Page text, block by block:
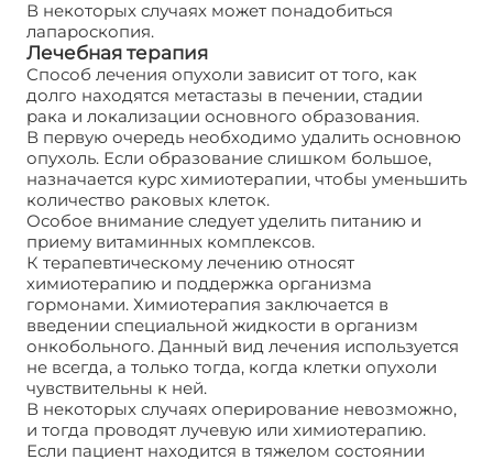
В некоторых случаях может понадобиться
лапароскопия.
Лечебная терапия
Способ лечения опухоли зависит от того, как
долго находятся метастазы в печении, стадии
рака и локализации основного образования.
В первую очередь необходимо удалить основною
опухоль. Если образование слишком большое,
назначается курс химиотерапии, чтобы уменьшить
количество раковых клеток.
Особое внимание следует уделить питанию и
приему витаминных комплексов.
К терапевтическому лечению относят
химиотерапию и поддержка организма
гормонами. Химиотерапия заключается в
введении специальной жидкости в организм
онкобольного. Данный вид лечения используется
не всегда, а только тогда, когда клетки опухоли
чувствительны к ней.
В некоторых случаях оперирование невозможно,
и тогда проводят лучевую или химиотерапию.
Если пациент находится в тяжелом состоянии